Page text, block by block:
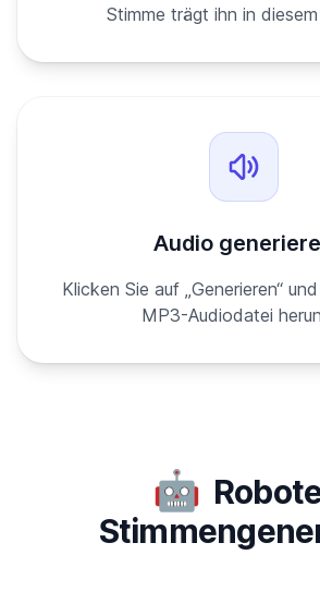
Stimme trägt ihn in
Audio
Klicken Sie auf „Generieren“
MP3-Audiodatei
🤖